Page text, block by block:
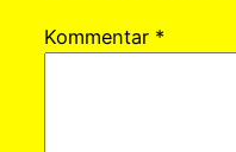
Kommentar *